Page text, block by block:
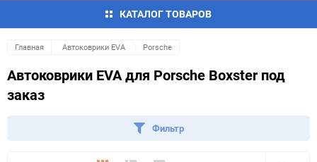
КАТАЛОГ ТОВАРОВ
Главная Автоковрики EVA Porsche
Автоковрики EVA для Porsche Boxster под
заказ
Фильтр